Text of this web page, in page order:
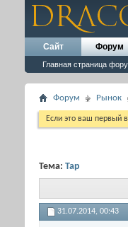
Сайт Форум
Главная страница
Форум Рынок
Если это ваш первый
Тема: Тар
31.07.2014, 00:43